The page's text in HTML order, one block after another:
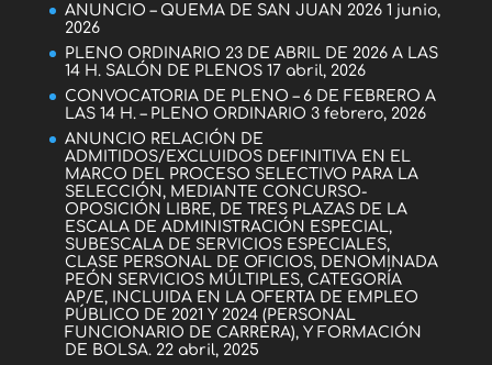
ANUNCIO – QUEMA DE SAN JUAN 2026 1 junio,
2026
PLENO ORDINARIO 23 DE ABRIL DE 2026 A LAS
14 H. SALÓN DE PLENOS 17 abril, 2026
CONVOCATORIA DE PLENO – 6 DE FEBRERO A
LAS 14 H. – PLENO ORDINARIO 3 febrero, 2026
ANUNCIO RELACIÓN DE
ADMITIDOS/EXCLUIDOS DEFINITIVA EN EL
MARCO DEL PROCESO SELECTIVO PARA LA
SELECCIÓN, MEDIANTE CONCURSO-
OPOSICIÓN LIBRE, DE TRES PLAZAS DE LA
ESCALA DE ADMINISTRACIÓN ESPECIAL,
SUBESCALA DE SERVICIOS ESPECIALES,
CLASE PERSONAL DE OFICIOS, DENOMINADA
PEÓN SERVICIOS MÚLTIPLES, CATEGORÍA
AP/E, INCLUIDA EN LA OFERTA DE EMPLEO
PÚBLICO DE 2021 Y 2024 (PERSONAL
FUNCIONARIO DE CARRERA), Y FORMACIÓN
DE BOLSA. 22 abril, 2025